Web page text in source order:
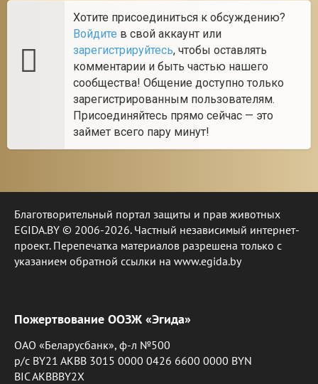
Хотите присоединиться к обсуждению?
Войдите в свой аккаунт или
зарегистрируйтесь, чтобы оставлять
комментарии и быть частью нашего
сообщества! Общение доступно только
зарегистрированным пользователям.
Присоединяйтесь прямо сейчас — это
займет всего пару минут!
Благотворительный портал защиты и прав животных
EGIDA.BY © 2006-2026. Частный независимый интернет-
проект. Перепечатка материалов разрешена только с
указанием обратной ссылки на www.egida.by
Пожертвование ООЗЖ «Эгида»
ОАО «Беларусбанк», ф-л №500
р/с BY21 AKBB 3015 0000 0426 6600 0000 BYN
BIC AKBBBY2X